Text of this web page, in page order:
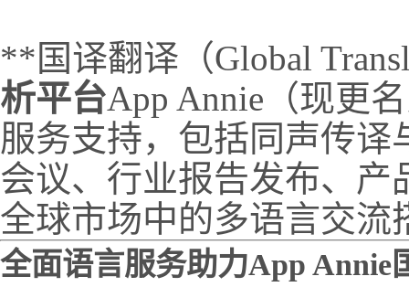
**国译翻译（Global
析平台App Annie（现更
服务支持，包括同声传
会议、行业报告发布、
全球市场中的多语言交流
全面语言服务助力App Annie